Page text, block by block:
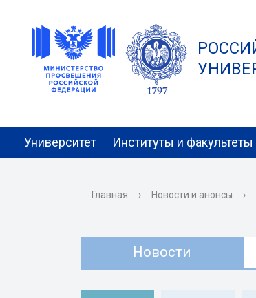
Университет Институты и факультеты
Главная › Новости и анонсы ›
Новости